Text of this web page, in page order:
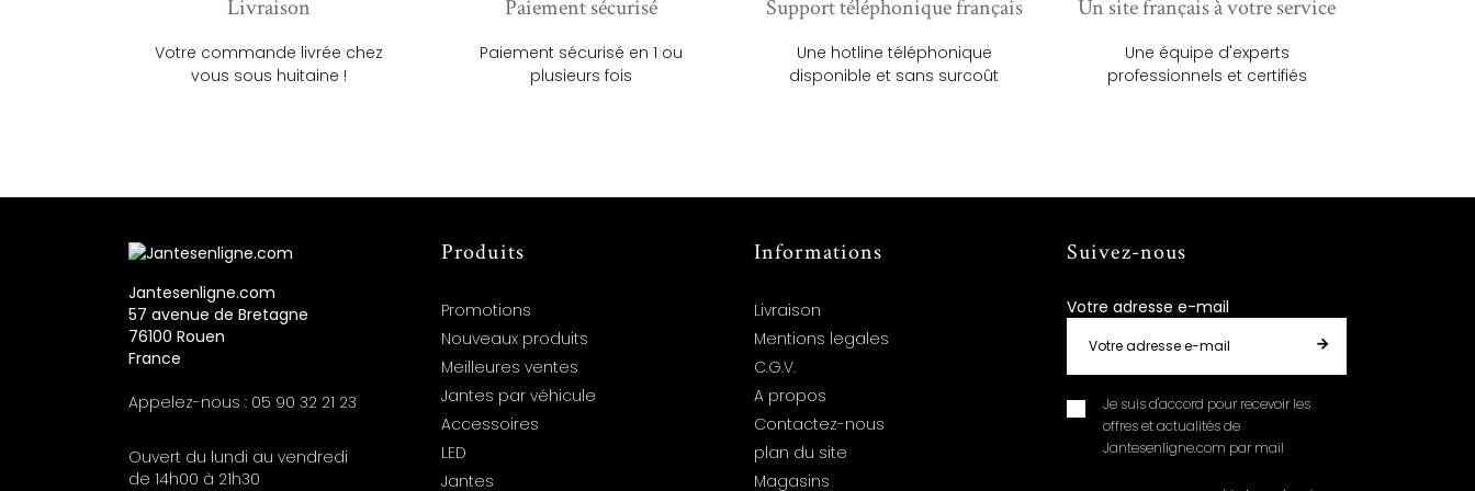
Livraison
Votre commande livrée chez
vous sous huitaine !
Paiement sécurisé
Paiement sécurisé en 1 ou
plusieurs fois
Support téléphonique français
Une hotline téléphonique
disponible et sans surcoût
Un site français à votre service
Une équipe d'experts
professionnels et certifiés
Jantesenligne.com
57 avenue de Bretagne
76100 Rouen
France
Appelez-nous : 05 90 32 21 23
Ouvert du lundi au vendredi
de 14h00 à 21h30
Produits
Promotions
Nouveaux produits
Meilleures ventes
Jantes par véhicule
Accessoires
LED
Jantes
Informations
Livraison
Mentions legales
C.G.V.
A propos
Contactez-nous
plan du site
Magasins
Suivez-nous
Votre adresse e-mail
Je suis d'accord pour recevoir les
offres et actualités de
Jantesenligne.com par mail